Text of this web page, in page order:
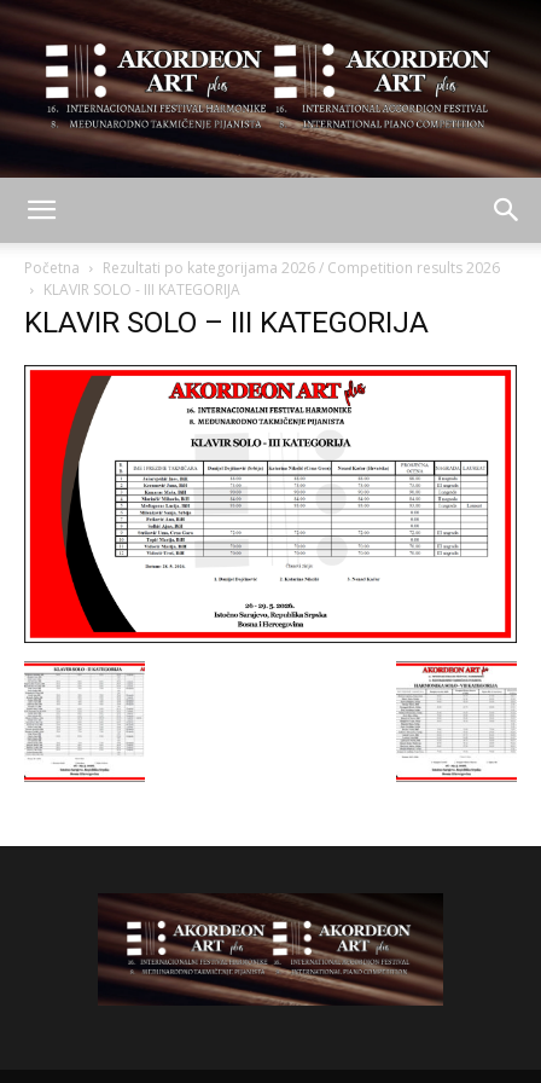
ART
plus
Početna
Rezultati po kategorijama 2026 / Competition results 2026
KLAVIR SOLO - III KATEGORIJA
KLAVIR SOLO – III KATEGORIJA